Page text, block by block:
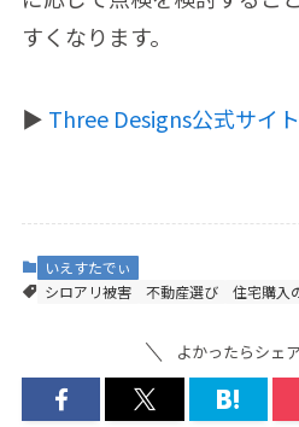
すくなります。
▶️ Three Designs公式サイ
いえすたでぃ
シロアリ被害
不動産選び 住宅購入
よかったらシェ